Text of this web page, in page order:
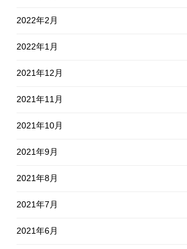
2022年2月
2022年1月
2021年12月
2021年11月
2021年10月
2021年9月
2021年8月
2021年7月
2021年6月